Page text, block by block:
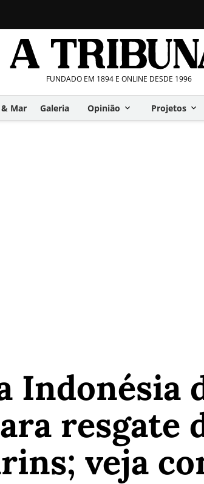
FUNDADO EM 1894 E ONLINE DESDE 1996
Mar Galeria Opinião Projetos
Indonésia
resgate
veja